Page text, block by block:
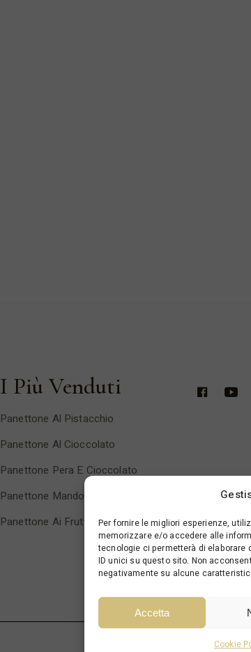
Per fornire le migliori esperienze,
memorizzare e/o accedere alle
tecnologie ci permetterà di
ID unici su questo sito. Non
negativamente su alcune
Accetta
Cookie
I Più Venduti
Panettone Al Pistacchio
Panettone Al Cioccolato
Panettone Pera E Cioccolato
Panettone Mandorlato
Panettone Ai Frutti Di Bosco